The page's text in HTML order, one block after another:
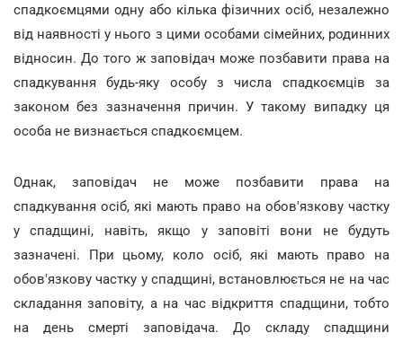
спадкоємцями одну або кілька фізичних осіб, незалежно
від наявності у нього з цими особами сімейних, родинних
відносин. До того ж заповідач може позбавити права на
спадкування будь-яку особу з числа спадкоємців за
законом без зазначення причин. У такому випадку ця
особа не визнається спадкоємцем.
Однак, заповідач не може позбавити права на
спадкування осіб, які мають право на обов'язкову частку
у спадщині, навіть, якщо у заповіті вони не будуть
зазначені. При цьому, коло осіб, які мають право на
обов'язкову частку у спадщині, встановлюється не на час
складання заповіту, а на час відкриття спадщини, тобто
на день смерті заповідача. До складу спадщини